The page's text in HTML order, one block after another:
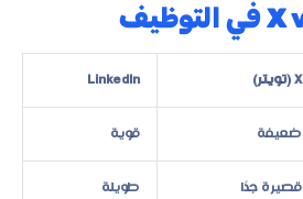
X (تويتر) LinkedIn
ضعيفة قوية
قصيرة جدًا طويلة